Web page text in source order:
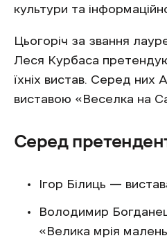
культури та
Цьогоріч за звання
Леся Курбаса
їхніх вистав. Серед них
виставою «Веселка на
Серед
Ігор Білиць —
Володимир
«Велика мрія